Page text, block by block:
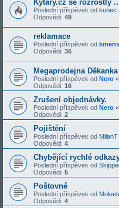
Kytary.cz se rozrostly
Poslední příspěvek od kunec
Odpovědi: 49
reklamace
Poslední příspěvek od
Odpovědi: 36
Megaprodejna Děkanka
Poslední příspěvek od Nero «
Odpovědi: 16
Zrušení objednávky.
Poslední příspěvek od Nero «
Odpovědi: 2
Pojištění
Poslední příspěvek od MilanT
Odpovědi: 4
Chybějící rychlé
Poslední příspěvek od
Odpovědi: 5
Poštovné
Poslední příspěvek od Moleek
Odpovědi: 4